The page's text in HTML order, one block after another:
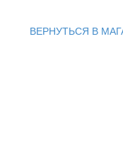
ВЕРНУТЬСЯ В